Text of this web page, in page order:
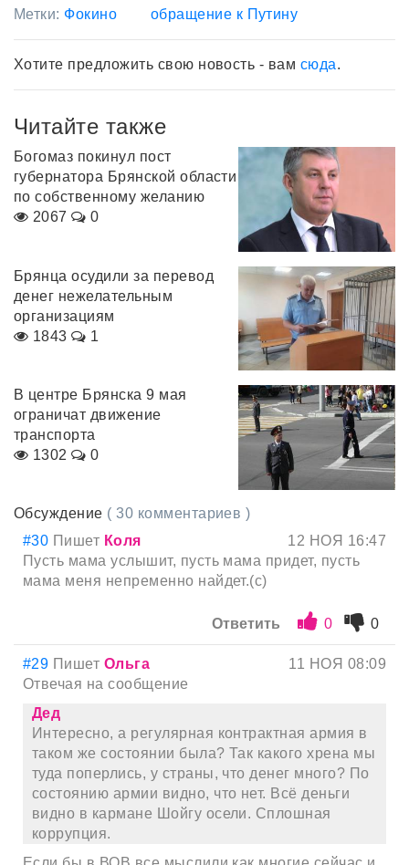
Метки: Фокино обращение к Путину
Хотите предложить свою новость - вам сюда.
Читайте также
Богомаз покинул пост
губернатора Брянской области
по собственному желанию
2067
0
Брянца осудили за перевод
денег нежелательным
организациям
1843
1
В центре Брянска 9 мая
ограничат движение
транспорта
1302
0
Обсуждение ( 30 комментариев )
#30 Пишет Коля
12 НОЯ 16:47
Пусть мама услышит, пусть мама придет, пусть
мама меня непременно найдет.(с)
Ответить 0 0
#29 Пишет Ольга
11 НОЯ 08:09
Отвечая на сообщение
Дед
Интересно, а регулярная контрактная армия в
таком же состоянии была? Так какого хрена мы
туда поперлись, у страны, что денег много? По
состоянию армии видно, что нет. Всё деньги
видно в кармане Шойгу осели. Сплошная
коррупция.